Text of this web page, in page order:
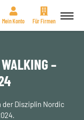
Mein Konto Für Firmen
–
Disziplin Nordic